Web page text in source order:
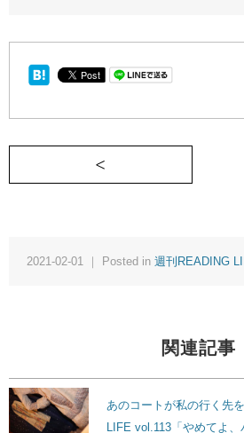
2021-02-01 ｜ Posted in 週刊READING
関連記事
あのコートが私の行く先
LIFE vol.113「やめてよ、